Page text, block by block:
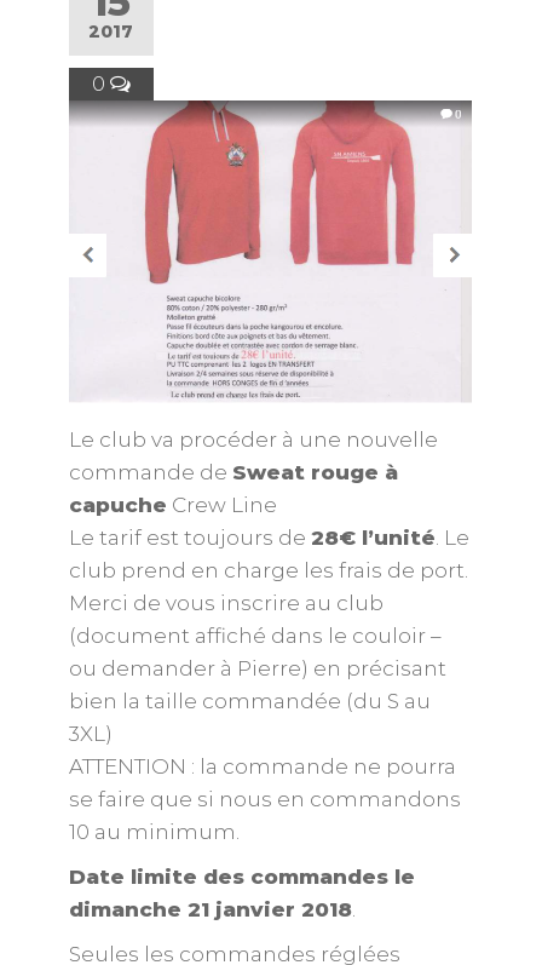
2017
0
Le club va procéder à une nouvelle
commande de Sweat rouge à
capuche Crew Line
Le tarif est toujours de 28€ l’unité. Le
club prend en charge les frais de port.
Merci de vous inscrire au club
(document affiché dans le couloir –
ou demander à Pierre) en précisant
bien la taille commandée (du S au
3XL)
ATTENTION : la commande ne pourra
se faire que si nous en commandons
10 au minimum.
Date limite des commandes le
dimanche 21 janvier 2018.
Seules les commandes réglées